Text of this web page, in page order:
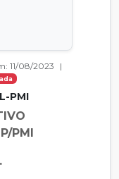
11/08/2023
|
PMI
PMI